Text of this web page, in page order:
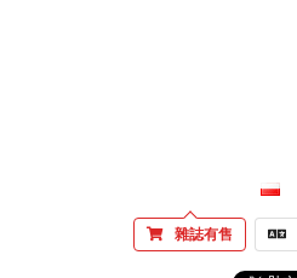
雜誌有售